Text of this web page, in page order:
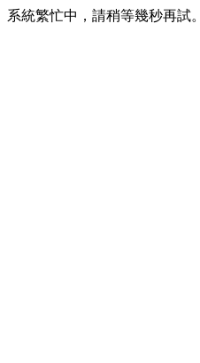
系統繁忙中，請稍等幾秒再試。